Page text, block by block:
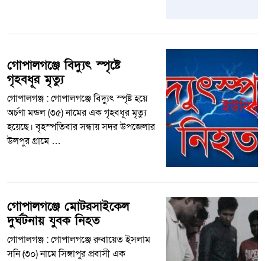
গোপালগঞ্জে বিদ্যুৎ স্পৃষ্টে
গৃহবধূর মৃত্যু
গোপালগঞ্জ : গোপালগঞ্জে বিদ্যুৎ স্পৃষ্ট হয়ে
অর্চণা মন্ডল (৩৫) নামের এক গৃহবধূর মৃত্যু
হয়েছে। বৃহস্পতিবার সন্ধায় সদর উপজেলার
উলপুর গ্রামে …
গোপালগঞ্জে মোটরসাইকেল
দুর্ঘটনায় যুবক নিহত
গোপালগঞ্জ : গোপালগঞ্জে রুবায়েত ইসলাম
সনি (৩০) নামে সিঙ্গাপুর প্রবাসী এক